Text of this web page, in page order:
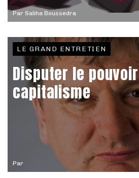
Par Saliha Boussedra
Par
LE GRAND ENTRETIEN
Disputer le
capitalisme